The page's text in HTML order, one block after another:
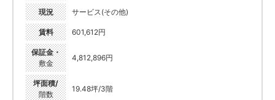
現況 サービス(その他)
賃料 601,612円
保証金・
敷金
4,812,896円
坪面積/
階数
19.48坪/3階